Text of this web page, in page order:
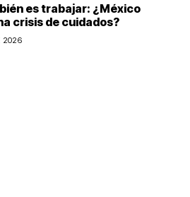
es trabajar: ¿México
crisis de cuidados?
2026